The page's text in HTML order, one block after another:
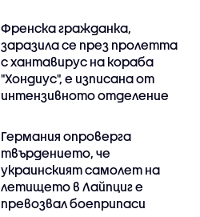
Френска гражданка,
заразила се през пролетта
с хантавирус на кораба
"Хондиус", е изписана от
интензивното отделение
Германия опроверга
твърдението, че
украинският самолет на
летището в Лайпциг е
превозвал боеприпаси